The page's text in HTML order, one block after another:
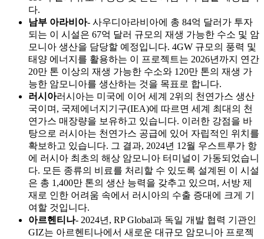
다.
남부 아라비아- 사우디아라비아에 총 84억 달러가 투자
되는 이 시설은 67억 달러 규모의 재생 가능한 수소 및 암
모니아 생산을 담당할 예정입니다. 4GW 규모의 풍력 및
태양 에너지를 활용하는 이 프로젝트는 2026년까지 연간
20만 톤 이상의 재생 가능한 수소와 120만 톤의 재생 가
능한 암모니아를 생산하는 것을 목표로 합니다.
러시아러시아는 미국에 이어 세계 2위의 천연가스 생산
국이며, 국제에너지기구(IEA)에 따르면 세계 최대의 천
연가스 매장량을 보유하고 있습니다. 이러한 강점을 바
탕으로 러시아는 천연가스 공급에 있어 자립적인 위치를
확보하고 있습니다. 그 결과, 2024년 12월 우스트루가 항
에 러시아 최초의 해상 암모니아 터미널이 가동되었습니
다. 모든 종류의 비료를 처리할 수 있도록 설계된 이 시설
은 총 1,400만 톤의 생산 능력을 갖추고 있으며, 서방 제
재로 인한 어려움 속에서 러시아의 수출 증대에 크게 기
여할 것입니다.
아르헨티나- 2024년, RP Global과 독일 개발 협력 기관인
GIZ는 아르헨티나에서 새로운 대규모 암모니아 프로젝